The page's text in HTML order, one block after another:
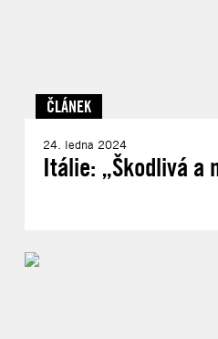
ČLÁNEK
24. ledna 2024
Itálie: „Škodlivá a